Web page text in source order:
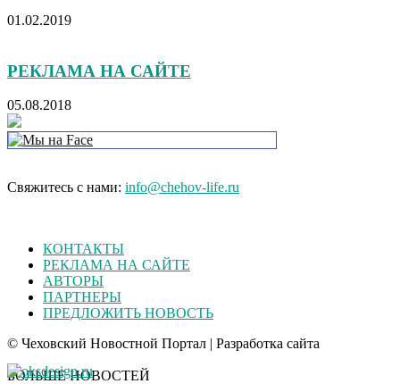
01.02.2019
РЕКЛАМА НА САЙТЕ
05.08.2018
Свяжитесь с нами: info@chehov-life.ru
КОНТАКТЫ
РЕКЛАМА НА САЙТЕ
АВТОРЫ
ПАРТНЕРЫ
ПРЕДЛОЖИТЬ НОВОСТЬ
© Чеховский Новостной Портал | Разработка сайта
БОЛЬШЕ НОВОСТЕЙ